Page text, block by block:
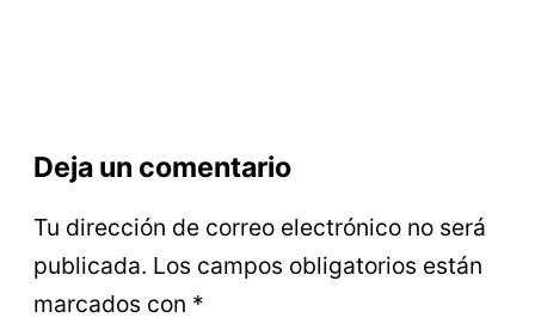
Deja un comentario
Tu dirección de correo electrónico no será
publicada. Los campos obligatorios están
marcados con *